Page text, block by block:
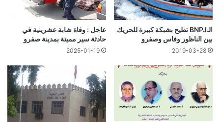
الـBNPJ تطيح بشبكة كبيرة للحريك
بين الناظور وفاس وصفرو
2019-03-28
عاجل : وفاة شابة عشرينية في
حادثة سير مميتة بمدينة صفرو
2025-01-19